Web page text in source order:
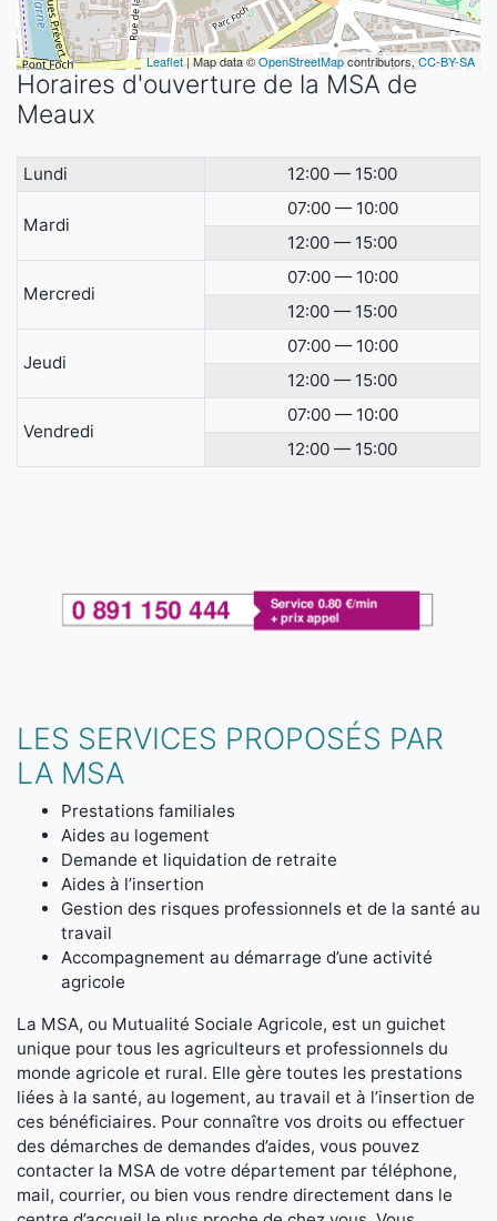
Leaflet| Map data ©OpenStreetMapcontributors,CC-BY-SA
Horaires d'ouverture de la MSA de
Meaux
Lundi 12:00 — 15:00
Mardi
07:00 — 10:00
12:00 — 15:00
Mercredi
07:00 — 10:00
12:00 — 15:00
Jeudi
07:00 — 10:00
12:00 — 15:00
Vendredi
07:00 — 10:00
12:00 — 15:00
LES SERVICES PROPOSÉS PAR
LA MSA
Prestations familiales
Aides au logement
Demande et liquidation de retraite
Aides à l’insertion
Gestion des risques professionnels et de la santé au
travail
Accompagnement au démarrage d’une activité
agricole
La MSA, ou Mutualité Sociale Agricole, est un guichet
unique pour tous les agriculteurs et professionnels du
monde agricole et rural. Elle gère toutes les prestations
liées à la santé, au logement, au travail et à l’insertion de
ces bénéficiaires. Pour connaître vos droits ou effectuer
des démarches de demandes d’aides, vous pouvez
contacter la MSA de votre département par téléphone,
mail, courrier, ou bien vous rendre directement dans le